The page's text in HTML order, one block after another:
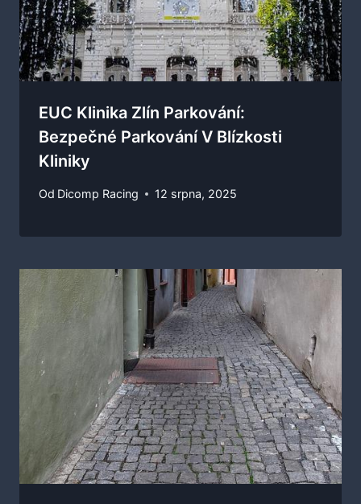
EUC Klinika Zlín Parkování:
Bezpečné Parkování V Blízkosti
Kliniky
Od Dicomp Racing 12 srpna, 2025